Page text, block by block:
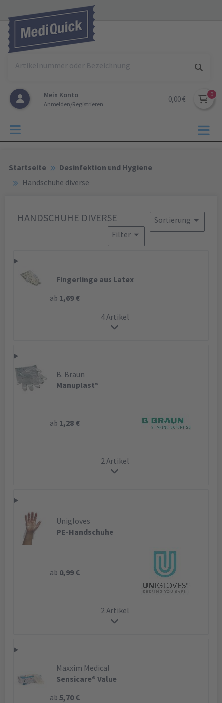
Mein Konto
Anmelden/Registrieren
0,00 €
Startseite
Desinfektion und Hygiene
Handschuhe diverse
HANDSCHUHE DIVERSE
Sortierung
Filter
Fingerlinge aus Latex
ab 1,69 €
4 Artikel
B. Braun
Manuplast®
ab 1,28 €
2 Artikel
Unigloves
PE-Handschuhe
ab 0,99 €
2 Artikel
Maxxim Medical
Sensicare® Value
ab 5,70 €